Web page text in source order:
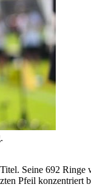
Seine 692
Pfeil konzentriert